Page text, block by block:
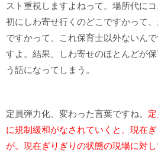
スト重視しますよねって。場所代に
初にしわ寄せ行くのどこですかって
ですかって、これ保育士以外ないん
すよ。結果、しわ寄せのほとんどが
う話になってしまう。
定員弾力化、変わった言葉ですね。
に規制緩和がなされていくと。現在
が。現在ぎりぎりの状態の現場に対